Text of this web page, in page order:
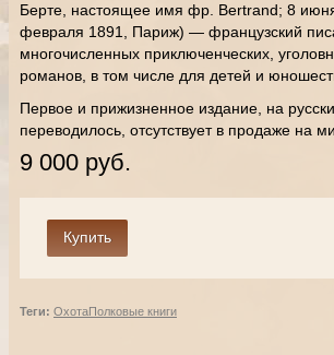
Берте, настоящее имя фр. Bertrand; 8
февраля 1891, Париж) — французский
многочисленных приключенческих,
романов, в том числе для детей и
Первое и прижизненное издание, на
переводилось, отсутствует в продаже на
9 000 руб.
Теги: ОхотаПолковые книги